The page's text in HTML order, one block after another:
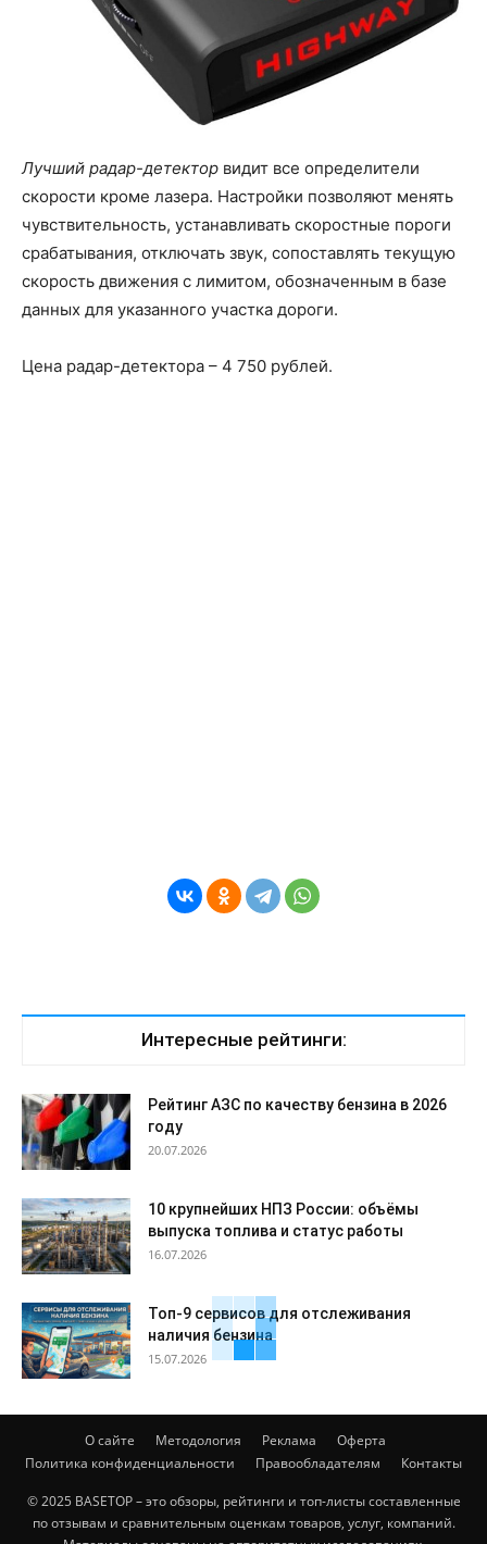
Лучший радар-детектор видит все определители
скорости кроме лазера. Настройки позволяют менять
чувствительность, устанавливать скоростные пороги
срабатывания, отключать звук, сопоставлять текущую
скорость движения с лимитом, обозначенным в базе
данных для указанного участка дороги.
Цена радар-детектора – 4 750 рублей.
Интересные рейтинги:
Рейтинг АЗС по качеству бензина в 2026
году
20.07.2026
10 крупнейших НПЗ России: объёмы
выпуска топлива и статус работы
16.07.2026
Топ-9 сервисов для отслеживания
наличия бензина
15.07.2026
О сайте Методология Реклама
Оферта
Политика конфиденциальности
Правообладателям Контакты
© 2025 BASETOP – это обзоры, рейтинги и топ-листы составленные
по отзывам и сравнительным оценкам товаров, услуг, компаний.